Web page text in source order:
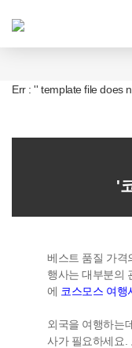
Err : '' template file does
'
베스트 품질 가격
행사는 대부분의
에 코스모스 여행
외국을 여행하는
사가 필요하세요.